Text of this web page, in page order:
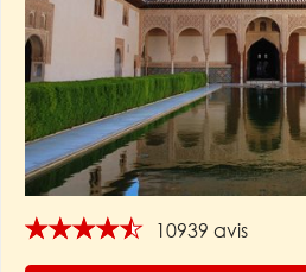
★★★★★ 10939 avis